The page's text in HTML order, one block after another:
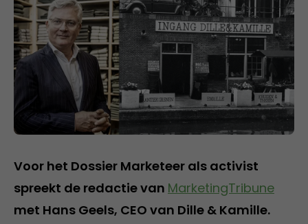
Voor het Dossier Marketeer als activist
spreekt de redactie van MarketingTribune
met Hans Geels, CEO van Dille & Kamille.